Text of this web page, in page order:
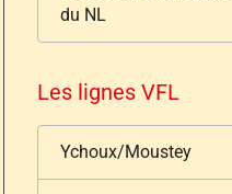
du NL
Les lignes VFL
Ychoux/Moustey